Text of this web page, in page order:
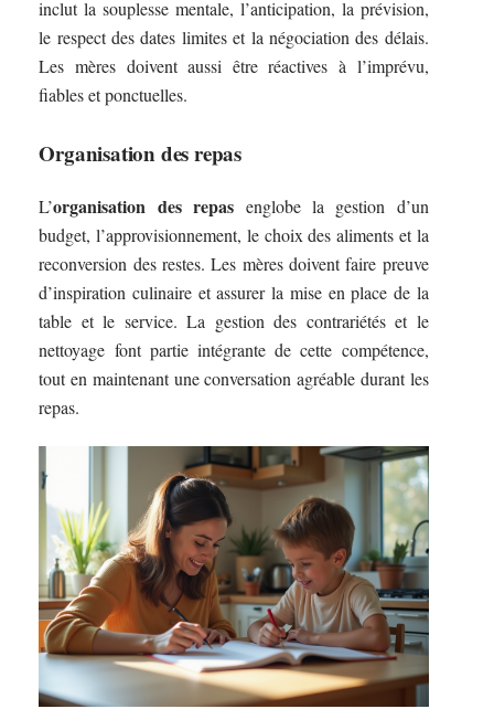
inclut la souplesse mentale, l’anticipation, la prévision,
le respect des dates limites et la négociation des délais.
Les mères doivent aussi être réactives à l’imprévu,
fiables et ponctuelles.
Organisation des repas
L’organisation des repas englobe la gestion d’un
budget, l’approvisionnement, le choix des aliments et la
reconversion des restes. Les mères doivent faire preuve
d’inspiration culinaire et assurer la mise en place de la
table et le service. La gestion des contrariétés et le
nettoyage font partie intégrante de cette compétence,
tout en maintenant une conversation agréable durant les
repas.